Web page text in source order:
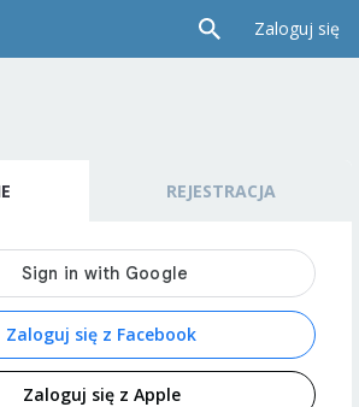
Zaloguj się
REJESTRACJA
Zaloguj się z Facebook
Zaloguj się z Apple